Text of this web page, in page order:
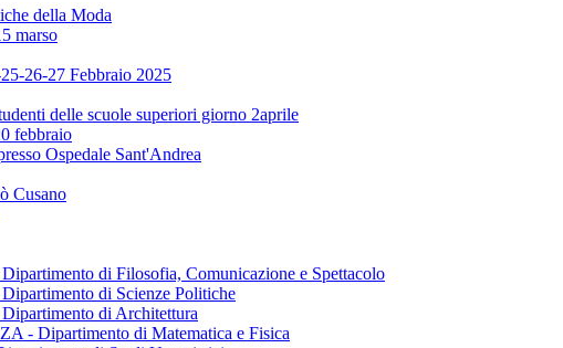
della Moda
marso
26-27 Febbraio 2025
delle scuole superiori giorno 2aprile
febbraio
Ospedale Sant'Andrea
Cusano
di Filosofia, Comunicazione e Spettacolo
di Scienze Politiche
di Architettura
- Dipartimento di Matematica e Fisica